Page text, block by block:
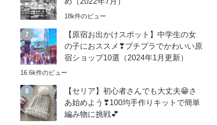
18k件のビュー
【原宿お出かけスポット】中学生の女
の子におススメ❣プチプラでかわいい原
宿ショップ10選（2024年1月更新）
16.6k件のビュー
【セリア】初心者さんでも大丈夫😁さ
あ始めよう❣100均手作りキットで簡単
編み物に挑戦💕